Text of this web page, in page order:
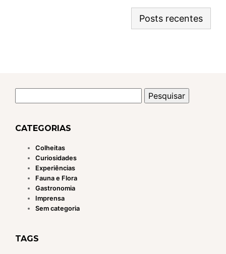
Posts recentes
por:
CATEGORIAS
Colheitas
Curiosidades
Experiências
Fauna e Flora
Gastronomia
Imprensa
Sem categoria
TAGS